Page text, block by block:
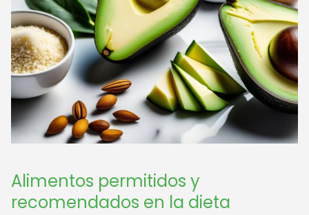
Alimentos permitidos y
recomendados en la dieta